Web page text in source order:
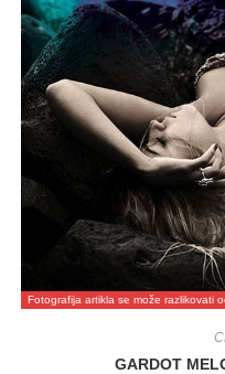
Fotografija artikla se može razlikovati
GARDOT